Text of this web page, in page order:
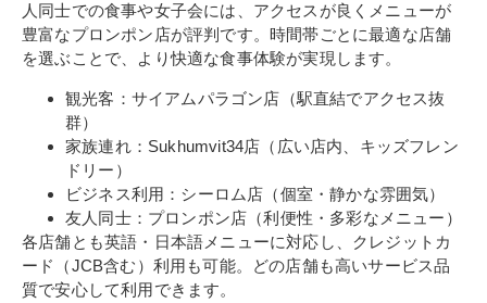
人同士での食事や女子会には、アクセスが良くメニューが
豊富なプロンポン店が評判です。時間帯ごとに最適な店舗
を選ぶことで、より快適な食事体験が実現します。
観光客：サイアムパラゴン店（駅直結でアクセス抜
群）
家族連れ：Sukhumvit34店（広い店内、キッズフレン
ドリー）
ビジネス利用：シーロム店（個室・静かな雰囲気）
友人同士：プロンポン店（利便性・多彩なメニュー）
各店舗とも英語・日本語メニューに対応し、クレジットカ
ード（JCB含む）利用も可能。どの店舗も高いサービス品
質で安心して利用できます。